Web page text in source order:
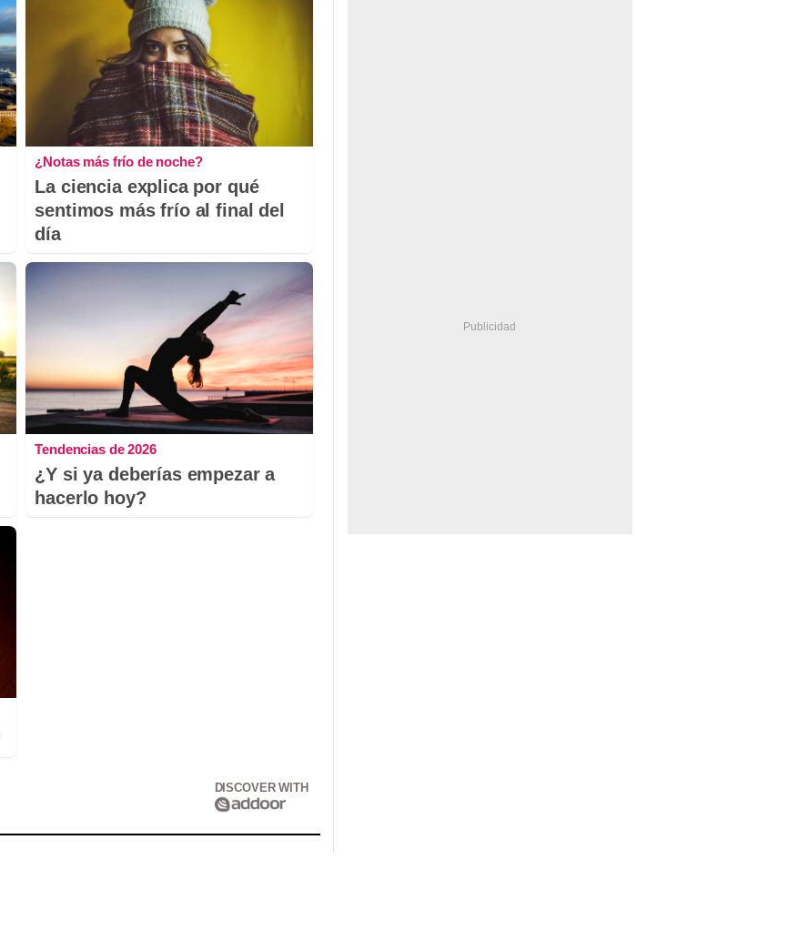
¿Notas más frío de noche?
La ciencia explica por qué
sentimos más frío al final del
día
Tendencias de 2026
¿Y si ya deberías empezar a
hacerlo hoy?
DISCOVER WITH